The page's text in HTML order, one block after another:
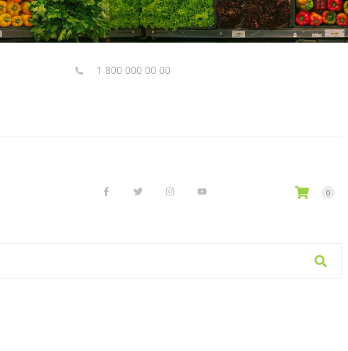
1 800 000 00 00
0